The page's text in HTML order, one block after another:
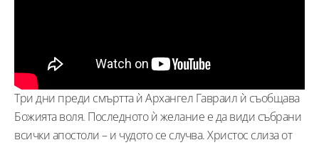
Три дни преди смъртта ѝ Архангел Гавраил ѝ съобщава
Божията воля. Последното ѝ желание е да види събрани
всички апостоли – и чудото се случва. Христос слиза от